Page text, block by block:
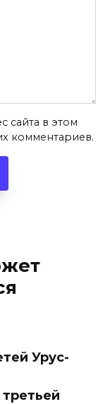
сайта в этом
комментариев.
Урус-